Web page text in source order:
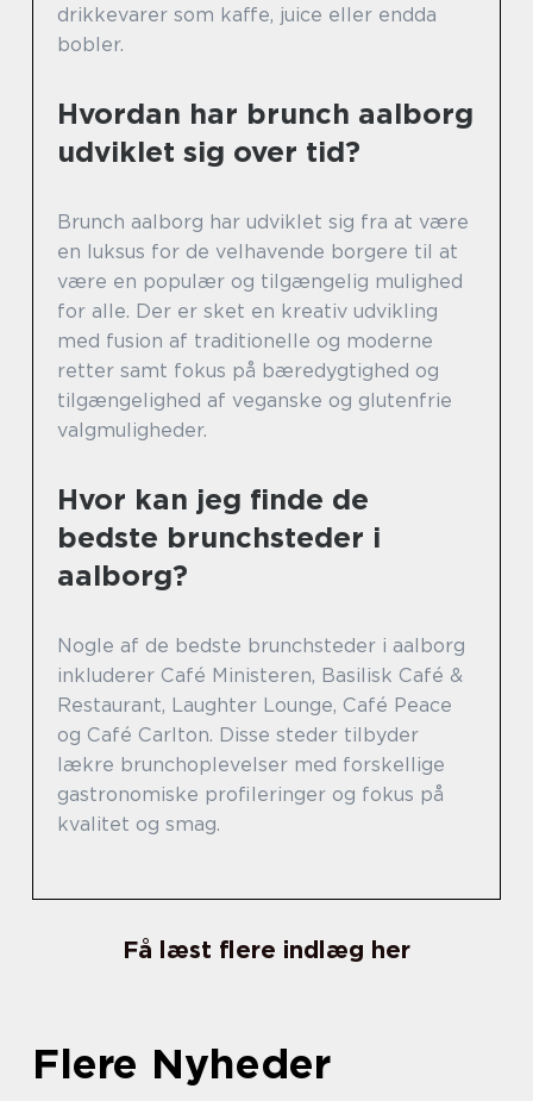
drikkevarer som kaffe, juice eller endda
bobler.
Hvordan har brunch aalborg
udviklet sig over tid?
Brunch aalborg har udviklet sig fra at være
en luksus for de velhavende borgere til at
være en populær og tilgængelig mulighed
for alle. Der er sket en kreativ udvikling
med fusion af traditionelle og moderne
retter samt fokus på bæredygtighed og
tilgængelighed af veganske og glutenfrie
valgmuligheder.
Hvor kan jeg finde de
bedste brunchsteder i
aalborg?
Nogle af de bedste brunchsteder i aalborg
inkluderer Café Ministeren, Basilisk Café &
Restaurant, Laughter Lounge, Café Peace
og Café Carlton. Disse steder tilbyder
lækre brunchoplevelser med forskellige
gastronomiske profileringer og fokus på
kvalitet og smag.
Få læst flere indlæg her
Flere Nyheder